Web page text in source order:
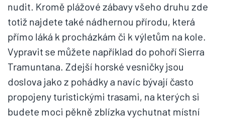
nudit. Kromě plážové zábavy všeho druhu zde
totiž najdete také nádhernou přírodu, která
přímo láká k procházkám či k výletům na kole.
Vypravit se můžete například do pohoří Sierra
Tramuntana. Zdejší horské vesničky jsou
doslova jako z pohádky a navíc bývají často
propojeny turistickými trasami, na kterých si
budete moci pěkně zblízka vychutnat místní